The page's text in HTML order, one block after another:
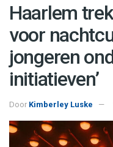
Haarlem
voor
jongeren
initiatieven’
Door Kimberley Luske